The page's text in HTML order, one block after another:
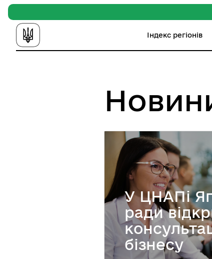
Індекс регіонів
У ЦНАПі
ради
бізнесу